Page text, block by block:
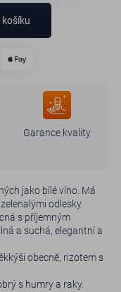
košíku
Garance kvality
jako bílé víno. Má
odlesky.
s příjemným
a suchá, elegantní a
obecně, rizotem s
s humry a raky.